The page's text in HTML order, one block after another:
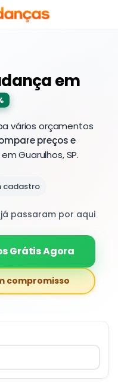
em
vários orçamentos
preços e
Guarulhos, SP.
cadastro
passaram por aqui
Grátis Agora
compromisso